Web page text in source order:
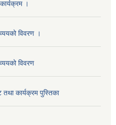
।
विवरण ।
विवरण
कार्यक्रम पुस्तिका